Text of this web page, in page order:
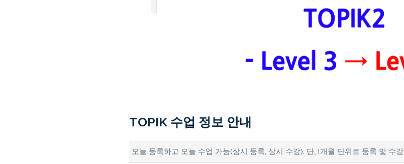
TOPIK 수업 정보 안내
오늘 등록하고 오늘 수업 가능(상시 등록, 상시 수강). 단, 1개월 단위로 등록 및 수강